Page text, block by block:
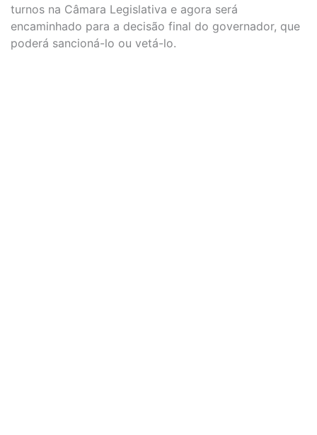
turnos na Câmara Legislativa e agora será
encaminhado para a decisão final do governador, que
poderá sancioná-lo ou vetá-lo.